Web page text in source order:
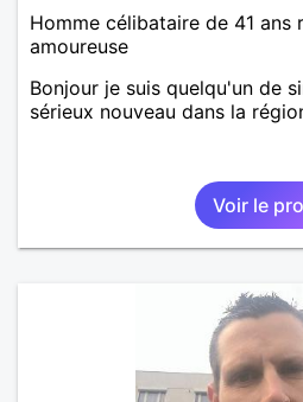
Homme célibataire de 41 ans
amoureuse
Bonjour je suis quelqu'un de
sérieux nouveau dans la
Voir le